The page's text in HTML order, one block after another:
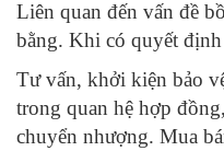
Liên quan đến vấn đề
bằng. Khi có quyết
Tư vấn, khởi kiện bảo
trong quan hệ hợp
chuyển nhượng. Mua